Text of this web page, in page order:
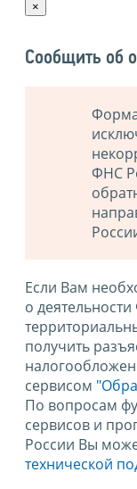
×
Сообщить об
ФНС
Если Вам
о
получить
сервисом
По вопросам
сервисов и
России Вы
технической